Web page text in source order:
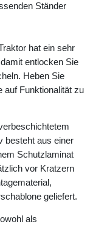
Ständer
hat ein sehr
entlocken Sie
Heben Sie
auf Funktionalität zu
besteht aus einer
Schutzlaminat
vor Kratzern
geliefert.
als